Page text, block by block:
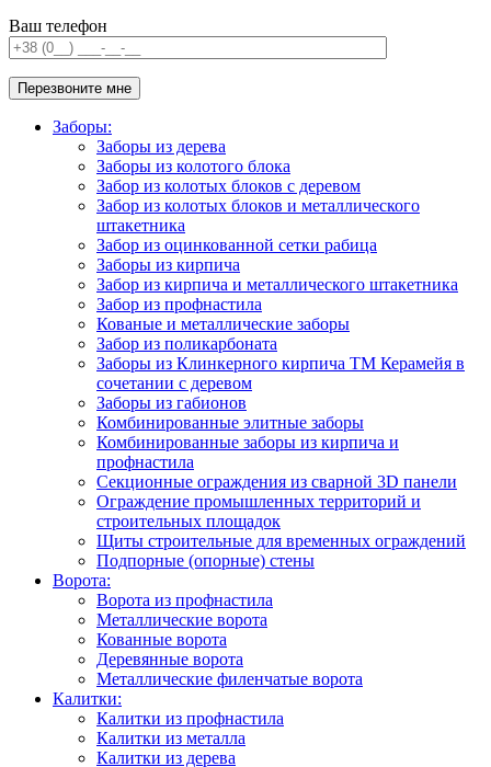
Ваш телефон
Заборы:
Заборы из дерева
Заборы из колотого блока
Забор из колотых блоков с деревом
Забор из колотых блоков и металлического
штакетника
Забор из оцинкованной сетки рабица
Заборы из кирпича
Забор из кирпича и металлического штакетника
Забор из профнастила
Кованые и металлические заборы
Забор из поликарбоната
Заборы из Клинкерного кирпича ТМ Керамейя в
сочетании с деревом
Заборы из габионов
Комбинированные элитные заборы
Комбинированные заборы из кирпича и
профнастила
Секционные ограждения из сварной 3D панели
Ограждение промышленных территорий и
строительных площадок
Щиты строительные для временных ограждений
Подпорные (опорные) стены
Ворота:
Ворота из профнастила
Металлические ворота
Кованные ворота
Деревянные ворота
Металлические филенчатые ворота
Калитки:
Калитки из профнастила
Калитки из металла
Калитки из дерева